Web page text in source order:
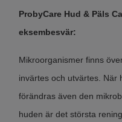
ProbyCare Hud & Päls
eksembesvär:
Mikroorganismer finns
invärtes och utvärtes. När
förändras även den
huden är det största